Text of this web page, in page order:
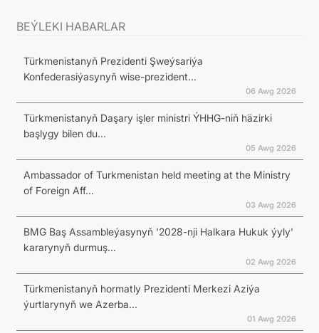
BEÝLEKI HABARLAR
Türkmenistanyň Prezidenti Şweýsariýa
Konfederasiýasynyň wise-prezident...
06 Awg 2026
Türkmenistanyň Daşary işler ministri ÝHHG-niň häzirki
başlygy bilen du...
05 Awg 2026
Ambassador of Turkmenistan held meeting at the Ministry
of Foreign Aff...
03 Awg 2026
BMG Baş Assambleýasynyň '2028-nji Halkara Hukuk ýyly'
kararynyň durmuş...
02 Awg 2026
Türkmenistanyň hormatly Prezidenti Merkezi Aziýa
ýurtlarynyň we Azerba...
01 Awg 2026